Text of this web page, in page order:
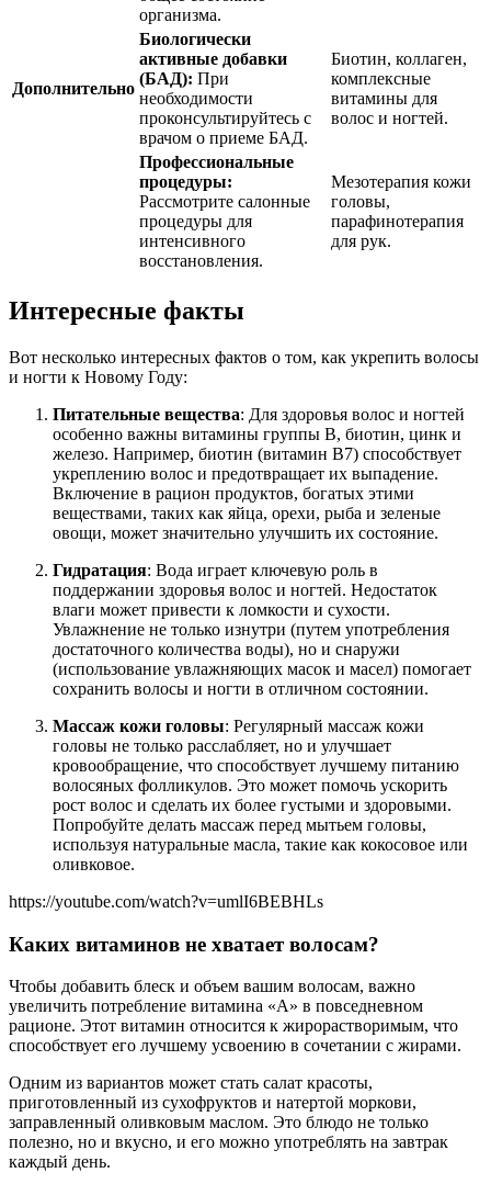
организма.
Дополнительно
Биологически
активные добавки
(БАД): При
необходимости
проконсультируйтесь с
врачом о приеме БАД.
Биотин, коллаген,
комплексные
витамины для
волос и ногтей.
Профессиональные
процедуры:
Рассмотрите салонные
процедуры для
интенсивного
восстановления.
Мезотерапия кожи
головы,
парафинотерапия
для рук.
Интересные факты
Вот несколько интересных фактов о том, как укрепить волосы
и ногти к Новому Году:
Питательные вещества: Для здоровья волос и ногтей
особенно важны витамины группы B, биотин, цинк и
железо. Например, биотин (витамин B7) способствует
укреплению волос и предотвращает их выпадение.
Включение в рацион продуктов, богатых этими
веществами, таких как яйца, орехи, рыба и зеленые
овощи, может значительно улучшить их состояние.
Гидратация: Вода играет ключевую роль в
поддержании здоровья волос и ногтей. Недостаток
влаги может привести к ломкости и сухости.
Увлажнение не только изнутри (путем употребления
достаточного количества воды), но и снаружи
(использование увлажняющих масок и масел) помогает
сохранить волосы и ногти в отличном состоянии.
Массаж кожи головы: Регулярный массаж кожи
головы не только расслабляет, но и улучшает
кровообращение, что способствует лучшему питанию
волосяных фолликулов. Это может помочь ускорить
рост волос и сделать их более густыми и здоровыми.
Попробуйте делать массаж перед мытьем головы,
используя натуральные масла, такие как кокосовое или
оливковое.
https://youtube.com/watch?v=umlI6BEBHLs
Каких витаминов не хватает волосам?
Чтобы добавить блеск и объем вашим волосам, важно
увеличить потребление витамина «А» в повседневном
рационе. Этот витамин относится к жирорастворимым, что
способствует его лучшему усвоению в сочетании с жирами.
Одним из вариантов может стать салат красоты,
приготовленный из сухофруктов и натертой моркови,
заправленный оливковым маслом. Это блюдо не только
полезно, но и вкусно, и его можно употреблять на завтрак
каждый день.